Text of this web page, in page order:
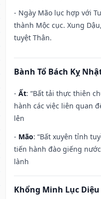
- Ngày Mão lục hợp với
thành Mộc cục. Xung
tuyệt Thân.
Bành Tổ Bách Kỵ
- Ất: “Bất tải thực thiên
hành các việc liên quan
lên
- Mão: “Bất xuyên tỉnh
tiến hành đào giếng
lành
Khổng Minh Lục Diệu